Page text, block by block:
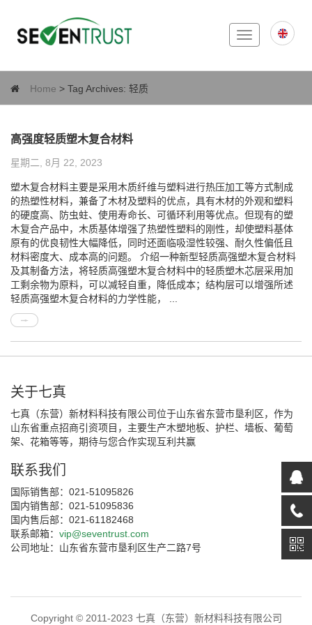
Toggle
navigation
Home > Tag Archives: 轻质
高强度轻质塑木复合材料
星期二, 8月 22, 2023
塑木复合材料主要是采用木质纤维与塑料进行热压加工等方式制成
的热塑性材料，兼备了木材及塑料的优点，具有木材的外观和塑料
的硬度高、防虫蛀、使用寿命长、可循环利用等优点。但现有的塑
木复合产品中，木质基体增强了热塑性塑料的刚性，却使塑料基体
原有的优良韧性大幅降低，同时还面临吸湿性较强、耐久性偏低且
材料密度大、成本高的问题。 介绍一种新型轻质高强塑木复合材料
及其制备方法，将轻质高强塑木复合材料中的轻质塑木芯层采用加
工剩余物为原料，可以减轻自重，降低成本；结构层可以增强所述
轻质高强塑木复合材料的力学性能， ...
关于七真
七真（东营）新材料科技有限公司位于山东省东营市垦利区，作为
山东省重点招商引资项目，主要生产木塑地板、护栏、墙板、葡萄
架、花箱等等，期待与您合作实现互利共赢
联系我们
国际销售部：021-51095826
国内销售部：021-51095836
国内售后部：021-61182468
联系邮箱： vip@seventrust.com
公司地址：山东省东营市垦利区生产二路7号
Copyright © 2011-2023 七真（东营）新材料科技有限公司